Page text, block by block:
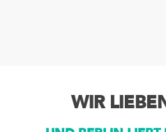
WIR